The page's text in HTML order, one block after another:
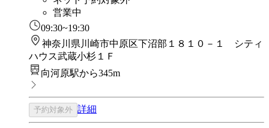
営業中
09:30~19:30
神奈川県川崎市中原区下沼部１８１０－１ シティ
ハウス武蔵小杉１Ｆ
向河原駅から345m
予約対象外 詳細